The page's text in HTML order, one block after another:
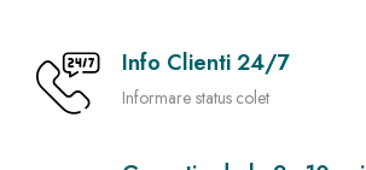
Info Clienti 24/7
Informare status colet